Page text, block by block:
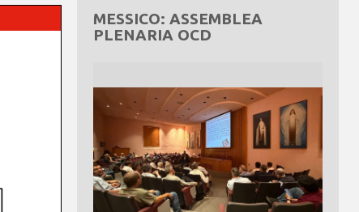
MESSICO: ASSEMBLEA
PLENARIA OCD